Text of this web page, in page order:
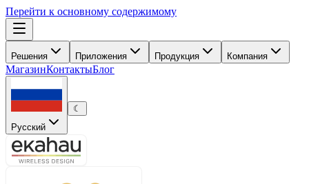
Перейти к основному содержимому
Решения Приложения Продукция Компания
МагазинКонтактыБлог
Русский
☾